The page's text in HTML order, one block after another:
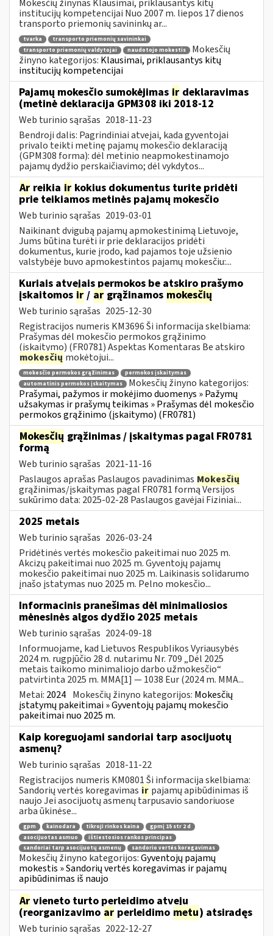
Mokesčių žinynas Klausimai, priklausantys kitų
institucijų kompetencijai Nuo 2007 m. liepos 17 dienos
transporto priemonių savininkų ar...
tvarka
transporto priemonių savininkai
transporto priemonių valdytojai
naudotojo mokestis
Mokesčių
žinyno kategorijos: Klausimai, priklausantys kitų
institucijų kompetencijai
Pajamų mokesčio sumokėjimas ir deklaravimas
(metinė deklaracija GPM308 iki 2018-12
Web turinio sąrašas 2018-11-23
Bendroji dalis: Pagrindiniai atvejai, kada gyventojai
privalo teikti metinę pajamų mokesčio deklaraciją
(GPM308 forma): dėl metinio neapmokestinamojo
pajamų dydžio perskaičiavimo; dėl vykdytos...
Ar reikia ir kokius dokumentus turite pridėti
prie teikiamos metinės pajamų mokesčio
Web turinio sąrašas 2019-03-01
Naikinant dvigubą pajamų apmokestinimą Lietuvoje,
Jums būtina turėti ir prie deklaracijos pridėti
dokumentus, kurie įrodo, kad pajamos toje užsienio
valstybėje buvo apmokestintos pajamų mokesčiu:...
Kuriais atvejais permokos be atskiro prašymo
įskaitomos ir / ar grąžinamos mokesčių
Web turinio sąrašas 2025-12-30
Registracijos numeris KM3696 Ši informacija skelbiama:
Prašymas dėl mokesčio permokos grąžinimo
(įskaitymo) (FR0781) Aspektas Komentaras Be atskiro
mokesčių mokėtojui...
mokesčio permokos grąžinimas
permokos įskaitymas
automatinis permokos įskaitymas
Mokesčių žinyno kategorijos:
Prašymai, pažymos ir mokėjimo duomenys » Pažymų
užsakymas ir prašymų teikimas » Prašymas dėl mokesčio
permokos grąžinimo (įskaitymo) (FR0781)
Mokesčių grąžinimas / įskaitymas pagal FR0781
formą
Web turinio sąrašas 2021-11-16
Paslaugos aprašas Paslaugos pavadinimas Mokesčių
grąžinimas/įskaitymas pagal FR0781 formą Versijos
sukūrimo data: 2025-02-28 Paslaugos gavėjai Fiziniai...
2025 metais
Web turinio sąrašas 2026-03-24
Pridėtinės vertės mokesčio pakeitimai nuo 2025 m.
Akcizų pakeitimai nuo 2025 m. Gyventojų pajamų
mokesčio pakeitimai nuo 2025 m. Laikinasis solidarumo
įnašo įstatymas nuo 2025 m. Pelno mokesčio...
Informacinis pranešimas dėl minimaliosios
mėnesinės algos dydžio 2025 metais
Web turinio sąrašas 2024-09-18
Informuojame, kad Lietuvos Respublikos Vyriausybės
2024 m. rugpjūčio 28 d. nutarimu Nr. 709 „Dėl 2025
metais taikomo minimaliojo darbo užmokesčio“
patvirtinta 2025 m. MMA[1] — 1038 Eur (2024 m. MMA...
Metai: 2024 Mokesčių žinyno kategorijos: Mokesčių
įstatymų pakeitimai » Gyventojų pajamų mokesčio
pakeitimai nuo 2025 m.
Kaip koreguojami sandoriai tarp asocijuotų
asmenų?
Web turinio sąrašas 2018-11-22
Registracijos numeris KM0801 Ši informacija skelbiama:
Sandorių vertės koregavimas ir pajamų apibūdinimas iš
naujo Jei asocijuotų asmenų tarpusavio sandoriuose
arba ūkinėse...
gpm kainodara tikroji rinkos kaina
gpmį 15 str 2 d
asocijuotas asmuo
ištiestosios rankos principas
sandoriai tarp asocijuotų asmenų
sandorio vertės koregavimas
Mokesčių žinyno kategorijos:Gyventojų pajamų
mokestis » Sandorių vertės koregavimas ir pajamų
apibūdinimas iš naujo
Ar vieneto turto perleidimo atveju
(reorganizavimo ar perleidimo metu) atsiradęs
Web turinio sąrašas 2022-12-27